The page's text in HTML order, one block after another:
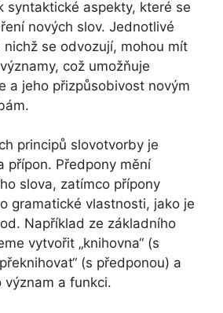
syntaktické aspekty, které se
nových slov. Jednotlivé
nichž se odvozují, mohou mít
což umožňuje
a jeho přizpůsobivost novým
principů slovotvorby je
přípon. Předpony mění
slova, zatímco přípony
gramatické vlastnosti, jako je
Například ze základního
vytvořit „knihovna“ (s
(s předponou) a
a funkci.